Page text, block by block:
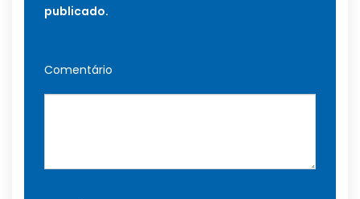
publicado.
Comentário